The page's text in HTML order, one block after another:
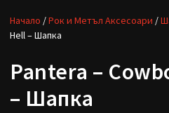
Начало /Рок и Метъл Аксесоари /
Hell – Шапка
Pantera –
– Шапка